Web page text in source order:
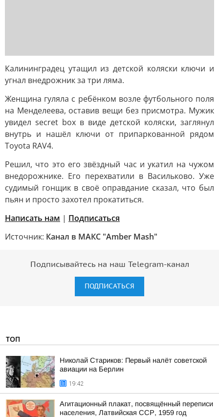
Калининградец утащил из детской коляски ключи и
угнал внедрожник за три ляма.
Женщина гуляла с ребёнком возле футбольного поля
на Менделеева, оставив вещи без присмотра. Мужик
увидел secret box в виде детской коляски, заглянул
внутрь и нашёл ключи от припаркованной рядом
Toyota RAV4.
Решил, что это его звёздный час и укатил на чужом
внедорожнике. Его перехватили в Васильково. Уже
судимый гонщик в своё оправдание сказал, что был
пьян и просто захотел прокатиться.
Написать нам | Подписаться
Источник: Канал в МАКС "Amber Mash"
Подписывайтесь на наш Telegram-канал
ПОДПИСАТЬСЯ
ТОП
Николай Стариков: Первый налёт советской
авиации на Берлин
19:42
Агитационный плакат, посвящённый переписи
населения, Латвийская ССР, 1959 год